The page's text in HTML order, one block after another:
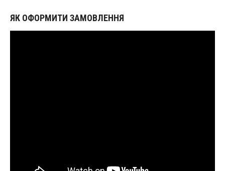
ЯК ОФОРМИТИ ЗАМОВЛЕННЯ